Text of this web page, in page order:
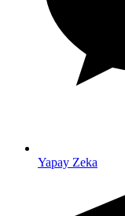
Yapay Zeka